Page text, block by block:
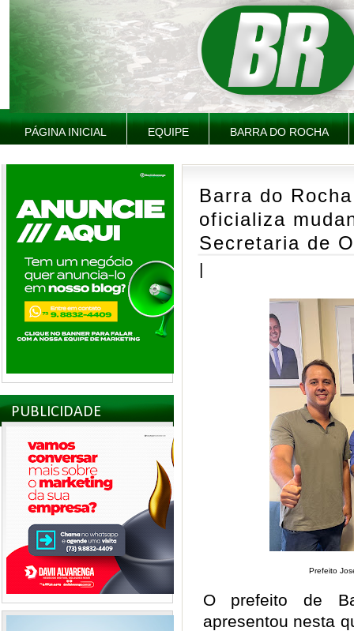
PÁGINA INICIAL EQUIPE BARRA DO ROCHA
PUBLICIDADE
Barra do
oficializa
Secretaria de
|
Prefeito
O prefeito de
apresentou nesta